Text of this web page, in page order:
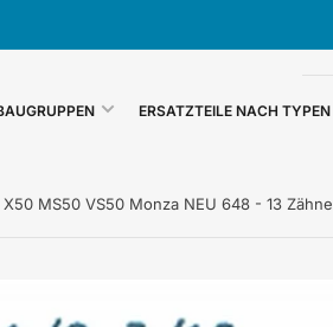
ERSATZTEILE NACH TYPEN
MS50 VS50 Monza NEU 648 - 13 Zähne